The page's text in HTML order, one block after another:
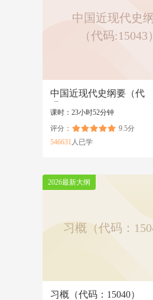
中国近现代史
（代码:15043）
中国近现代史纲要（代
课时：23小时52分钟
评分：
9.5分
546631 人已学
2026最新大纲
习概（代码：
习概（代码：15040）